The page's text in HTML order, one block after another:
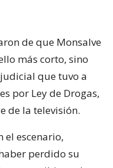
de que Monsalve
más corto, sino
que tuvo a
por Ley de Drogas,
de la televisión.
el escenario,
perdido su